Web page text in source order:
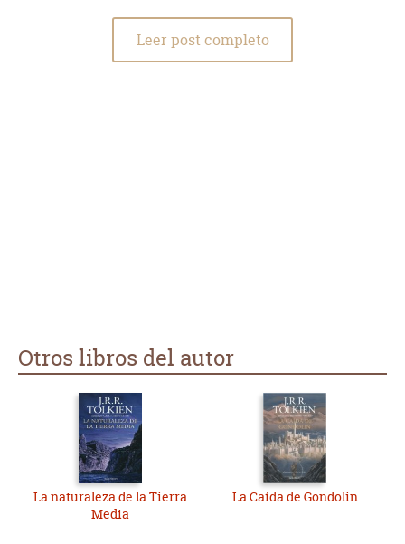
Leer post completo
Otros libros del autor
La naturaleza de la Tierra
Media
La Caída de Gondolin